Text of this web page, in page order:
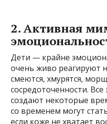
2. Активная
Дети — крайне
очень живо реагируют
смеются, хмурятся,
сосредоточенности.
создают некоторые
со временем могут
если коже не хватает